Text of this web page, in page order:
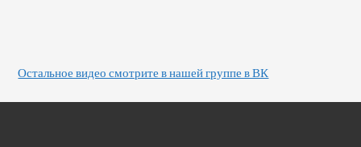
Остальное видео смотрите в нашей группе в ВК